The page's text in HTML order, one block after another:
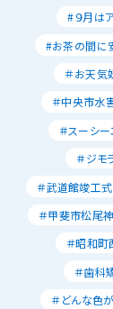
#９月は
#お茶の間に
＃お天気
＃中央市水
＃スーシ
＃ジモ
＃武道館竣工式
＃甲斐市松尾
＃昭和町
＃歯科
＃どんな色